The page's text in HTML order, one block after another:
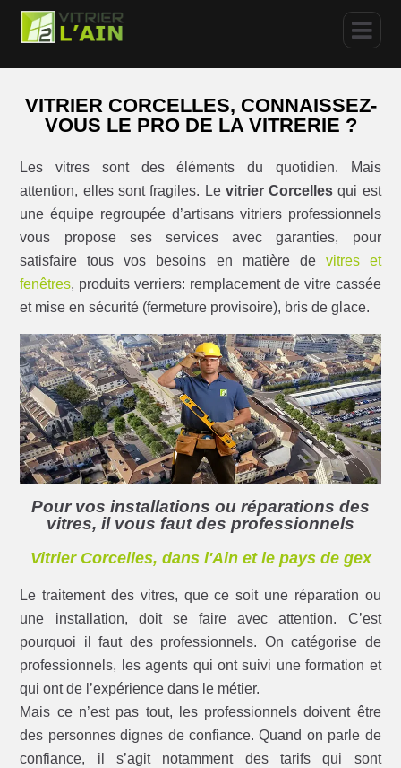
VITRIER CORCELLES, CONNAISSEZ-
VOUS LE PRO DE LA VITRERIE ?
Les vitres sont des éléments du quotidien. Mais
attention, elles sont fragiles. Le vitrier Corcelles qui est
une équipe regroupée d’artisans vitriers professionnels
vous propose ses services avec garanties, pour
satisfaire tous vos besoins en matière de vitres et
fenêtres, produits verriers: remplacement de vitre cassée
et mise en sécurité (fermeture provisoire), bris de glace.
Pour vos installations ou réparations des
vitres, il vous faut des professionnels
Vitrier Corcelles, dans l'Ain et le pays de gex
Le traitement des vitres, que ce soit une réparation ou
une installation, doit se faire avec attention. C’est
pourquoi il faut des professionnels. On catégorise de
professionnels, les agents qui ont suivi une formation et
qui ont de l’expérience dans le métier.
Mais ce n’est pas tout, les professionnels doivent être
des personnes dignes de confiance. Quand on parle de
confiance, il s’agit notamment des tarifs qui sont